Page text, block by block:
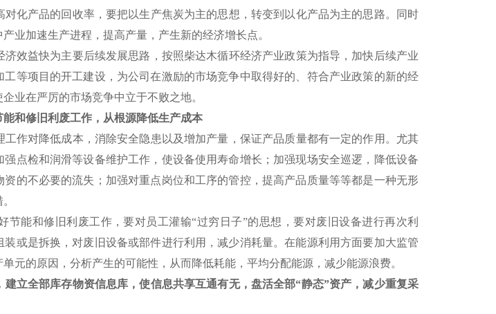
化产品的回收率，要把以生产焦炭为主的思想，转变到以化产品为主的思路。同时
业加速生产进程，提高产量，产生新的经济增长点。
效益快为主要后续发展思路，按照柴达木循环经济产业政策为指导，加快后续产业
等项目的开工建设，为公司在激励的市场竞争中取得好的、符合产业政策的新的经
业在严厉的市场竞争中立于不败之地。
和修旧利废工作，从根源降低生产成本
作对降低成本，消除安全隐患以及增加产量，保证产品质量都有一定的作用。尤其
点检和润滑等设备维护工作，使设备使用寿命增长；加强现场安全巡逻，降低设备
的不必要的流失；加强对重点岗位和工序的管控，提高产品质量等等都是一种无形
能和修旧利废工作，要对员工灌输“过穷日子”的思想，要对废旧设备进行再次利
装或是拆换，对废旧设备或部件进行利用，减少消耗量。在能源利用方面要加大监管
元的原因，分析产生的可能性，从而降低耗能，平均分配能源，减少能源浪费。
建立全部库存物资信息库，使信息共享互通有无，盘活全部“静态”资产，减少重复采